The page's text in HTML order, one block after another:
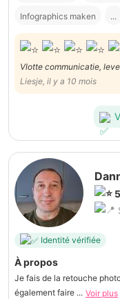
Infographics maken ...
Vlotte communicatie,
sterk, alleen was de
ook liggen aan onze
voor hem niet duidelijk.
Liesje, il y a 10 mois
Identité vérifiée
À propos
Je fais de la retouche
également faire ... Voir plus